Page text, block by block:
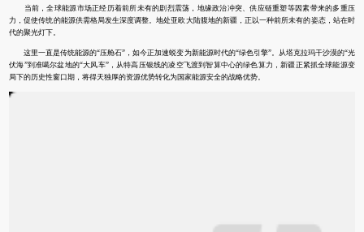
当前，全球能源市场正经历着前所未有的剧烈震荡，地缘政治冲突、供应链重塑等因素带来的多重压
力，促使传统的能源供需格局发生深度调整。地处亚欧大陆腹地的新疆，正以一种前所未有的姿态，站在时
代的聚光灯下。
这里一直是传统能源的“压舱石”，如今正加速蜕变为新能源时代的“绿色引擎”。从塔克拉玛干沙漠的“光
伏海”到准噶尔盆地的“大风车”，从特高压银线的凌空飞渡到智算中心的绿色算力，新疆正紧抓全球能源变
局下的历史性窗口期，将得天独厚的资源优势转化为国家能源安全的战略优势。